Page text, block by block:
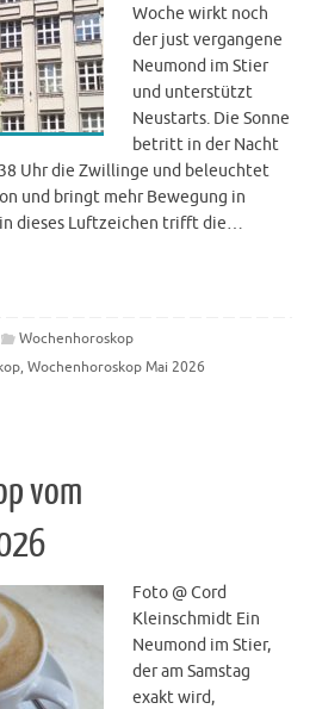
Woche wirkt noch
der just vergangene
Neumond im Stier
und unterstützt
Neustarts. Die Sonne
betritt in der Nacht
Uhr die Zwillinge und beleuchtet
und bringt mehr Bewegung in
in dieses Luftzeichen trifft die…
Wochenhoroskop
, Wochenhoroskop Mai 2026
vom
Foto @ Cord
Kleinschmidt Ein
Neumond im Stier,
der am Samstag
exakt wird,